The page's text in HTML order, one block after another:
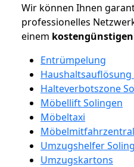
Wir können Ihnen
professionelles
einem kostengünstigen
Entrümpelung
Haushaltsauflösung
Halteverbotszone
Möbellift Solingen
Möbeltaxi
Umzugshelfer
Umzugskartons